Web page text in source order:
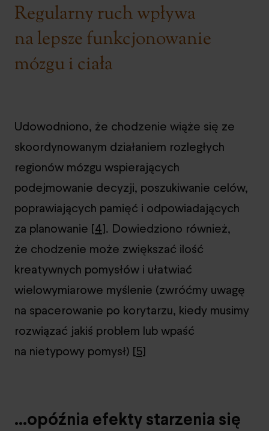
Regularny ruch wpływa
na lepsze funkcjonowanie
mózgu i ciała
Udowodniono, że chodzenie wiąże się ze
skoordynowanym działaniem rozległych
regionów mózgu wspierających
podejmowanie decyzji, poszukiwanie celów,
poprawiających pamięć i odpowiadających
za planowanie [4]. Dowiedziono również,
że chodzenie może zwiększać ilość
kreatywnych pomysłów i ułatwiać
wielowymiarowe myślenie (zwróćmy uwagę
na spacerowanie po korytarzu, kiedy musimy
rozwiązać jakiś problem lub wpaść
na nietypowy pomysł) [5]
…opóźnia efekty starzenia się